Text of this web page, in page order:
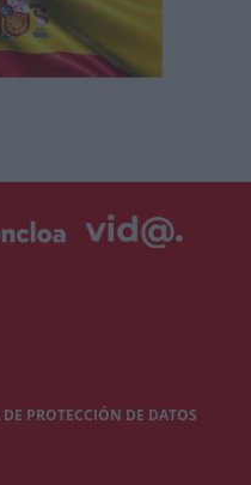
PROTECCIÓN DE DATOS